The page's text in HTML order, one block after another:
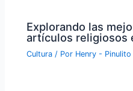
Explorando las
artículos religiosos
Cultura / Por Henry - Pinulito